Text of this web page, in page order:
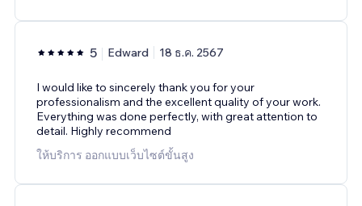
5 Edward 18 ธ.ค. 2567
I would like to sincerely thank you for your
professionalism and the excellent quality of your work.
Everything was done perfectly, with great attention to
detail. Highly recommend
ให้บริการ ออกแบบเว็บไซต์ขั้นสูง